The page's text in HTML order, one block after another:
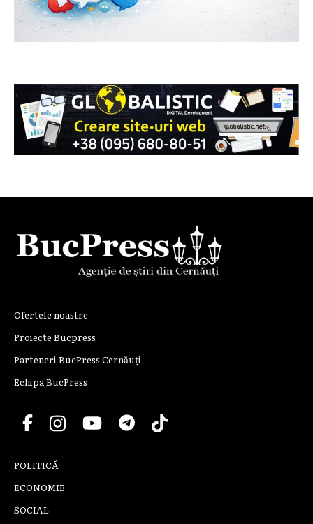
Ofertele noastre
Proiecte Bucpress
Parteneri BucPress Cernăuți
Echipa BucPress
POLITICĂ
ECONOMIE
SOCIAL